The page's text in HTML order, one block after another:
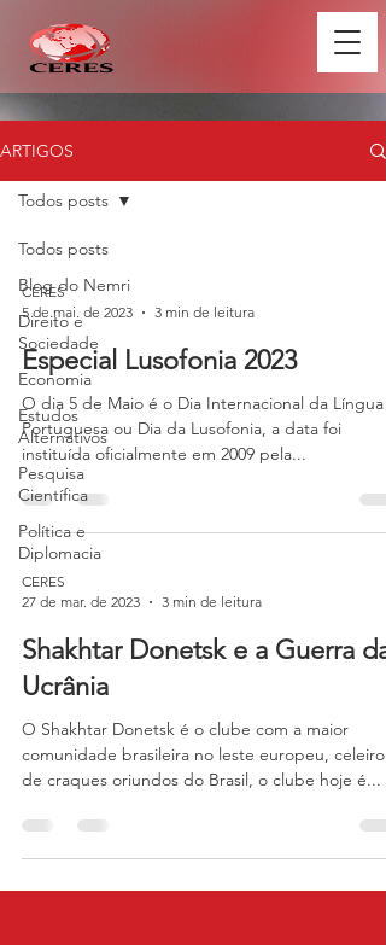
ARTIGOS
Todos posts
Blog do Nemri
Direito e
Sociedade
Economia
Estudos
Alternativos
Pesquisa
Científica
Política e
Diplomacia
Todos posts
CERES
5 de mai. de 2023
3 min de leitura
Especial Lusofonia 2023
O dia 5 de Maio é o Dia Internacional da Língua
Portuguesa ou Dia da Lusofonia, a data foi
instituída oficialmente em 2009 pela...
CERES
27 de mar. de 2023
3 min de leitura
Shakhtar Donetsk e a Guerra da
Ucrânia
O Shakhtar Donetsk é o clube com a maior
comunidade brasileira no leste europeu, celeiro
de craques oriundos do Brasil, o clube hoje é...